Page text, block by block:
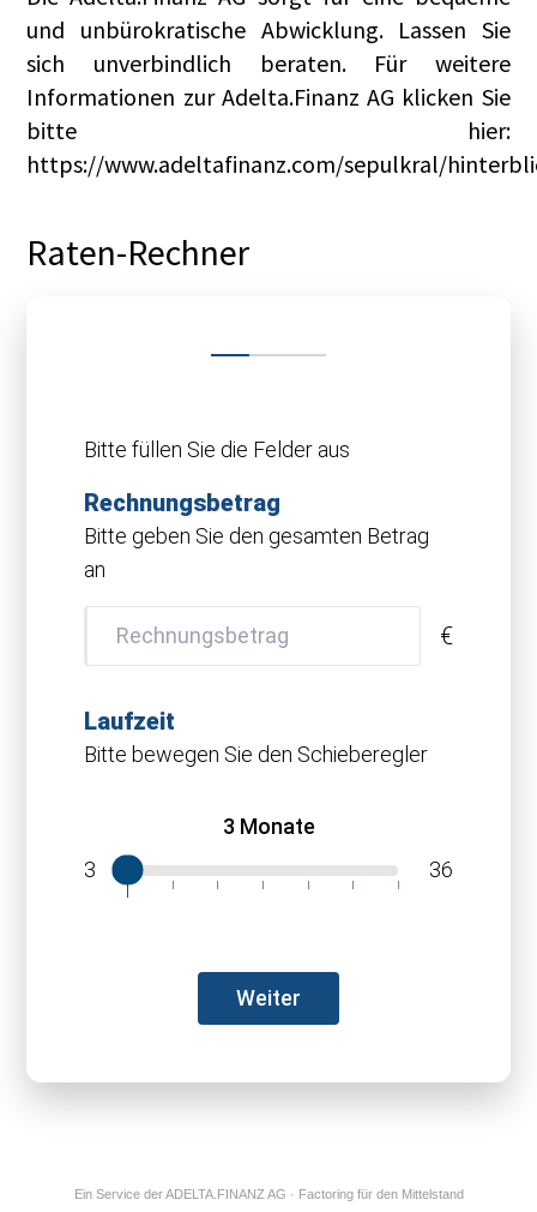
und unbürokratische Abwicklung. Lassen Sie
sich unverbindlich beraten. Für weitere
Informationen zur Adelta.Finanz AG klicken Sie
bitte hier:
https://www.adeltafinanz.com/sepulkral/
Raten-Rechner
Bitte füllen Sie die Felder aus
Rechnungsbetrag
Bitte geben Sie den gesamten Betrag
an
€
Laufzeit
Bitte bewegen Sie den Schieberegler
3 Monate
3
36
Ein Service derADELTA.FINANZ AG · Factoring für den Mittelstand